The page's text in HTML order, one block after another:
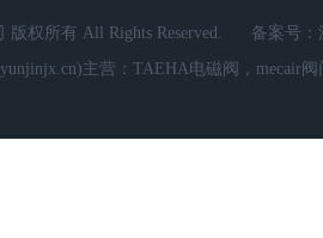
权所有 All Rights Reserved. 备案号：
主营：TAEHA电磁阀，mecair